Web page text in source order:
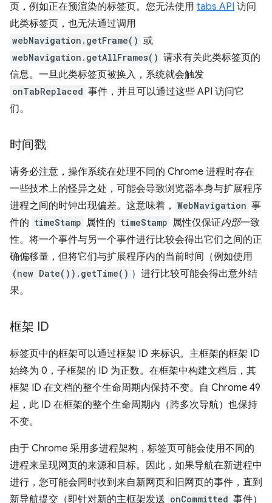
页，例如正在预渲染的标签页。您无法使用 tabs API 访问
此类标签页，也无法通过调用
webNavigation.getFrame() 或
webNavigation.getAllFrames() 请求有关此类标签页的
信息。一旦此类标签页被换入，系统就会触发
onTabReplaced 事件，并且可以通过这些 API 访问它
们。
时间戳
请务必注意，操作系统在处理不同的 Chrome 进程时存在
一些技术上的怪异之处，可能会导致浏览器本身与扩展程序
进程之间的时钟出现偏差。这意味着， WebNavigation 事
件的 timeStamp 属性的 timeStamp 属性仅保证内部一致
性。将一个事件与另一个事件进行比较会得出它们之间的正
确偏移量，但将它们与扩展程序内的当前时间（例如使用
(new Date()).getTime() ）进行比较可能会得出意外结
果。
框架 ID
标签页中的框架可以通过框架 ID 来标识。主框架的框架 ID
始终为 0，子框架的 ID 为正数。在框架中构建文档后，其
框架 ID 在文档的整个生命周期内保持不变。自 Chrome 49
起，此 ID 在框架的整个生命周期内（跨多次导航）也保持
不变。
由于 Chrome 采用多进程架构，标签页可能会使用不同的
进程来呈现网页的来源和目标。因此，如果导航在新进程中
进行，您可能会同时收到来自新网页和旧网页的事件，直到
新导航提交（即针对新的主框架发送 onCommitted 事件）